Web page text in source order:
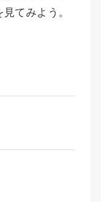
てみよう。